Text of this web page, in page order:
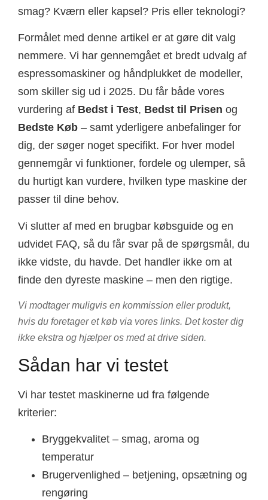
smag? Kværn eller kapsel? Pris eller teknologi?
Formålet med denne artikel er at gøre dit valg
nemmere. Vi har gennemgået et bredt udvalg af
espressomaskiner og håndplukket de modeller,
som skiller sig ud i 2025. Du får både vores
vurdering af Bedst i Test, Bedst til Prisen og
Bedste Køb – samt yderligere anbefalinger for
dig, der søger noget specifikt. For hver model
gennemgår vi funktioner, fordele og ulemper, så
du hurtigt kan vurdere, hvilken type maskine der
passer til dine behov.
Vi slutter af med en brugbar købsguide og en
udvidet FAQ, så du får svar på de spørgsmål, du
ikke vidste, du havde. Det handler ikke om at
finde den dyreste maskine – men den rigtige.
Vi modtager muligvis en kommission eller produkt,
hvis du foretager et køb via vores links. Det koster dig
ikke ekstra og hjælper os med at drive siden.
Sådan har vi testet
Vi har testet maskinerne ud fra følgende
kriterier:
Bryggekvalitet – smag, aroma og
temperatur
Brugervenlighed – betjening, opsætning og
rengøring